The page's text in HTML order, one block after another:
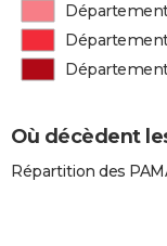
Où décèdent
Répartition des